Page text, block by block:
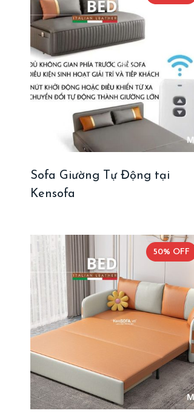
Sofa Giường Tự Động tại
Kensofa
50% OFF